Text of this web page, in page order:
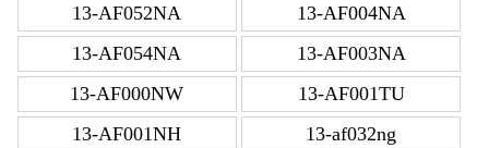
13-AF052NA
13-AF004NA
13-AF054NA
13-AF003NA
13-AF000NW
13-AF001TU
13-AF001NH
13-af032ng